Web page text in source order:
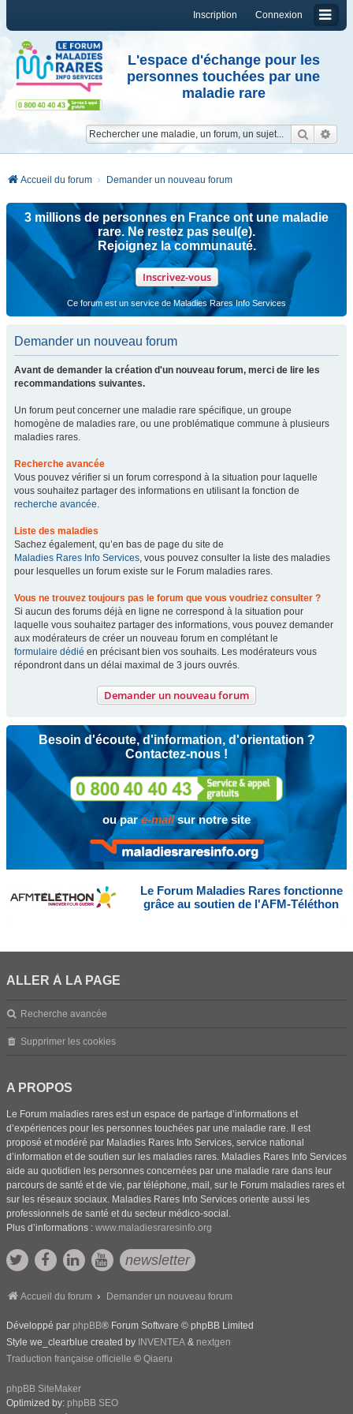
Connexion
Inscription
L'espace d'échange pour les
personnes touchées par une
maladie rare
Accueil du forum Demander un nouveau forum
3 millions de personnes en France ont une maladie
rare. Ne restez pas seul(e).
Rejoignez la communauté.
Inscrivez-vous
Ce forum est un service de Maladies Rares Info Services
Demander un nouveau forum
Avant de demander la création d'un nouveau forum, merci de lire les
recommandations suivantes.
Un forum peut concerner une maladie rare spécifique, un groupe
homogène de maladies rare, ou une problématique commune à plusieurs
maladies rares.
Recherche avancée
Vous pouvez vérifier si un forum correspond à la situation pour laquelle
vous souhaitez partager des informations en utilisant la fonction de
recherche avancée.
Liste des maladies
Sachez également, qu’en bas de page du site de
Maladies Rares Info Services, vous pouvez consulter la liste des maladies
pour lesquelles un forum existe sur le Forum maladies rares.
Vous ne trouvez toujours pas le forum que vous voudriez consulter ?
Si aucun des forums déjà en ligne ne correspond à la situation pour
laquelle vous souhaitez partager des informations, vous pouvez demander
aux modérateurs de créer un nouveau forum en complétant le
formulaire dédié en précisant bien vos souhaits. Les modérateurs vous
répondront dans un délai maximal de 3 jours ouvrés.
Demander un nouveau forum
Besoin d'écoute, d'information, d'orientation ?
Contactez-nous !
ou pare-mailsur notre site
Le Forum Maladies Rares fonctionne
grâce au soutien de l'AFM-Téléthon
ALLER À LA PAGE
Recherche avancée
Supprimer les cookies
A PROPOS
Le Forum maladies rares est un espace de partage d’informations et
d’expériences pour les personnes touchées par une maladie rare. Il est
proposé et modéré par Maladies Rares Info Services, service national
d’information et de soutien sur les maladies rares. Maladies Rares Info Services
aide au quotidien les personnes concernées par une maladie rare dans leur
parcours de santé et de vie, par téléphone, mail, sur le Forum maladies rares et
sur les réseaux sociaux. Maladies Rares Info Services oriente aussi les
professionnels de santé et du secteur médico-social.
Plus d’informations : www.maladiesraresinfo.org
newsletter
Accueil du forum Demander un nouveau forum
Développé par phpBB® Forum Software © phpBB Limited
Style we_clearblue created by INVENTEA & nextgen
Traduction française officielle © Qiaeru
phpBB SiteMaker
Optimized by: phpBB SEO